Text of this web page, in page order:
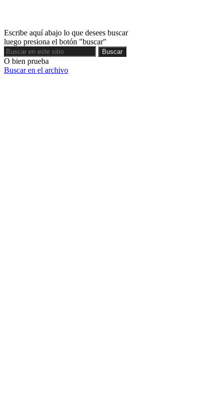
Escribe aquí abajo lo que desees buscar
luego presiona el botón "buscar"
Buscar
Buscar
O bien prueba
Buscar en el archivo